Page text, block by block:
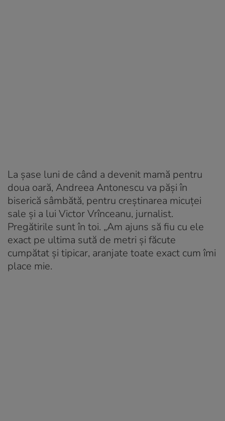
La șase luni de când a devenit mamă pentru
doua oară, Andreea Antonescu va păși în
biserică sâmbătă, pentru creștinarea micuței
sale și a lui Victor Vrînceanu, jurnalist.
Pregătirile sunt în toi. „Am ajuns să fiu cu ele
exact pe ultima sută de metri şi făcute
cumpătat şi tipicar, aranjate toate exact cum îmi
place mie.